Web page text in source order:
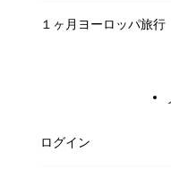
１ヶ月ヨーロッパ旅行
ログイン